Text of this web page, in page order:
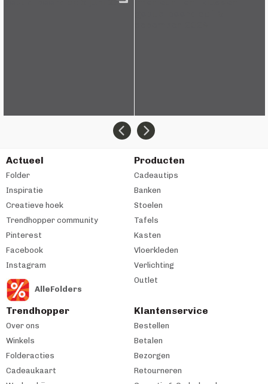
Actueel
Folder
Inspiratie
Creatieve hoek
Trendhopper community
Pinterest
Facebook
Instagram
AlleFolders
Producten
Cadeautips
Banken
Stoelen
Tafels
Kasten
Vloerkleden
Verlichting
Outlet
Trendhopper
Over ons
Winkels
Folderacties
Cadeaukaart
Klantenservice
Bestellen
Betalen
Bezorgen
Retourneren